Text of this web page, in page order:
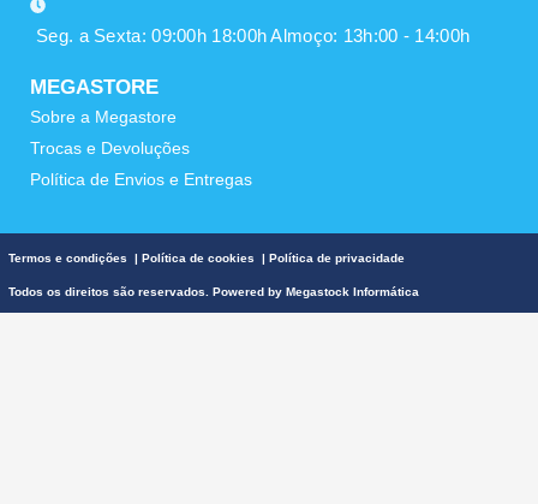
Seg. a Sexta: 09:00h 18:00h Almoço: 13h:00 - 14:00h
MEGASTORE
Sobre a Megastore
Trocas e Devoluções
Política de Envios e Entregas
Termos e condições | Política de cookies | Política de privacidade
Todos os direitos são reservados. Powered by Megastock Informática